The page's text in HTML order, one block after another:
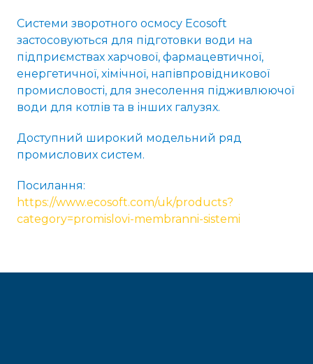
Системи зворотного осмосу Ecosoft
застосовуються для підготовки води на
підприємствах харчової, фармацевтичної,
енергетичної, хімічної, напівпровідникової
промисловості, для знесолення підживлюючої
води для котлів та в інших галузях.
Доступний широкий модельний ряд
промислових систем.
Посилання:
https://www.ecosoft.com/uk/products?
category=promislovi-membranni-sistemi